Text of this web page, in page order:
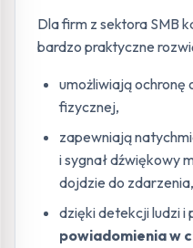
Dla firm z sektora SMB
bardzo praktyczne
umożliwiają ochronę
fizycznej,
zapewniają
i sygnał dźwiękowy
dojdzie do zdarzenia,
dzięki detekcji ludzi i
powiadomienia w